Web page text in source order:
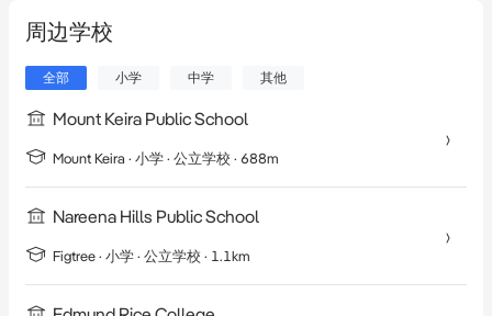
周边学校
全部 小学 中学 其他
Mount Keira Public School
Mount Keira · 小学 · 公立学校 · 688m
Nareena Hills Public School
Figtree · 小学 · 公立学校 · 1.1km